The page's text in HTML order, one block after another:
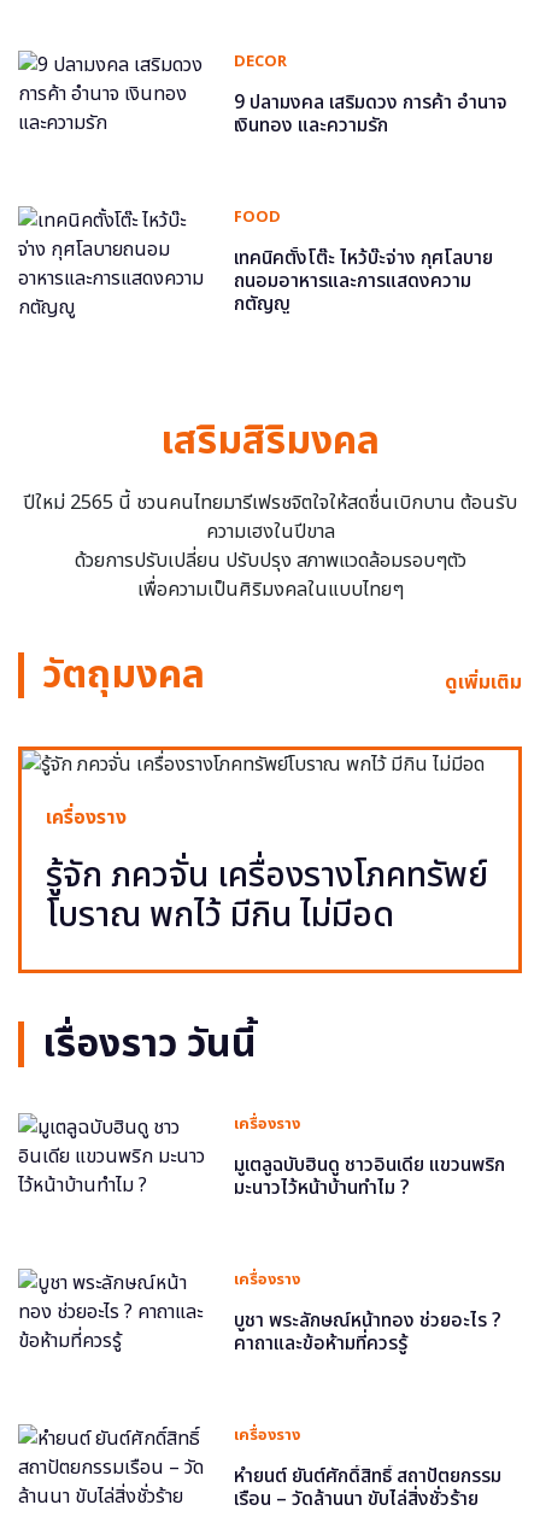
DECOR
9 ปลามงคล เสริมดวง การค้า อำนาจ
เงินทอง และความรัก
FOOD
เทคนิคตั้งโต๊ะ ไหว้บ๊ะจ่าง กุศโลบาย
ถนอมอาหารและการแสดงความ
กตัญญู
เสริมสิริมงคล
ปีใหม่ 2565 นี้ ชวนคนไทยมารีเฟรชจิตใจให้สดชื่นเบิกบาน ต้อนรับ
ความเฮงในปีขาล
ด้วยการปรับเปลี่ยน ปรับปรุง สภาพแวดล้อมรอบๆตัว
เพื่อความเป็นศิริมงคลในแบบไทยๆ
วัตถุมงคล ดูเพิ่มเติม
เครื่องราง
รู้จัก ภควจั่น เครื่องรางโภคทรัพย์
โบราณ พกไว้ มีกิน ไม่มีอด
เรื่องราว วันนี้
เครื่องราง
มูเตลูฉบับฮินดู ชาวอินเดีย แขวนพริก
มะนาวไว้หน้าบ้านทำไม ?
เครื่องราง
บูชา พระลักษณ์หน้าทอง ช่วยอะไร ?
คาถาและข้อห้ามที่ควรรู้
เครื่องราง
หำยนต์ ยันต์ศักดิ์สิทธิ์ สถาปัตยกรรม
เรือน – วัดล้านนา ขับไล่สิ่งชั่วร้าย